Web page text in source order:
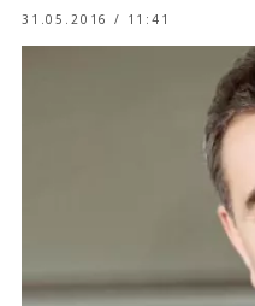
31.05.2016 / 11:41